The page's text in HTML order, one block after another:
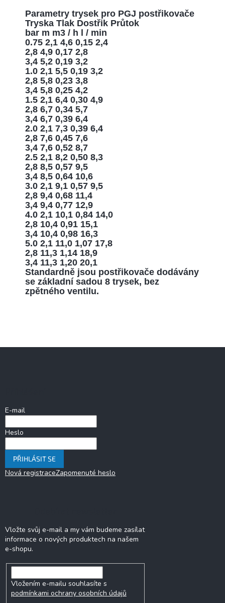
Parametry trysek pro PGJ postřikovače
Tryska Tlak Dostřik Průtok
bar m m3 / h l / min
0.75 2,1 4,6 0,15 2,4
2,8 4,9 0,17 2,8
3,4 5,2 0,19 3,2
1.0 2,1 5,5 0,19 3,2
2,8 5,8 0,23 3,8
3,4 5,8 0,25 4,2
1.5 2,1 6,4 0,30 4,9
2,8 6,7 0,34 5,7
3,4 6,7 0,39 6,4
2.0 2,1 7,3 0,39 6,4
2,8 7,6 0,45 7,6
3,4 7,6 0,52 8,7
2.5 2,1 8,2 0,50 8,3
2,8 8,5 0,57 9,5
3,4 8,5 0,64 10,6
3.0 2,1 9,1 0,57 9,5
2,8 9,4 0,68 11,4
3,4 9,4 0,77 12,9
4.0 2,1 10,1 0,84 14,0
2,8 10,4 0,91 15,1
3,4 10,4 0,98 16,3
5.0 2,1 11,0 1,07 17,8
2,8 11,3 1,14 18,9
3,4 11,3 1,20 20,1
Standardně jsou postřikovače dodávány
se základní sadou 8 trysek, bez
zpětného ventilu.
E-mail
Heslo
PŘIHLÁSIT SE
Nová registraceZapomenuté heslo
Vložte svůj e-mail a my vám budeme zasílat
informace o nových produktech na našem
e-shopu.
Vložením e-mailu souhlasíte s
podmínkami ochrany osobních údajů